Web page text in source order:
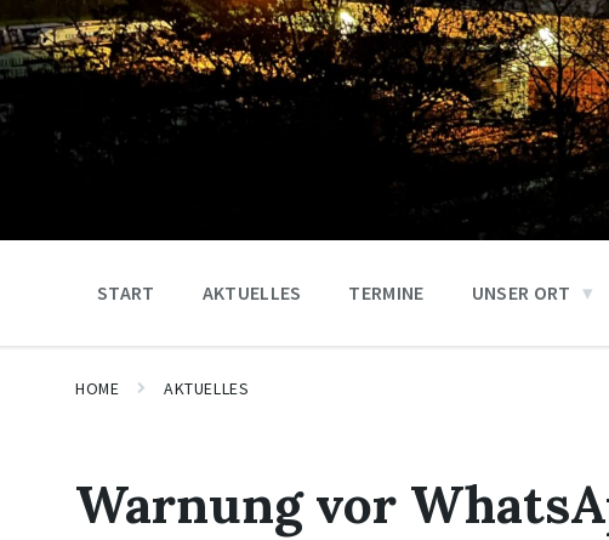
START AKTUELLES TERMINE UNSER ORT
HOME AKTUELLES
Warnung vor